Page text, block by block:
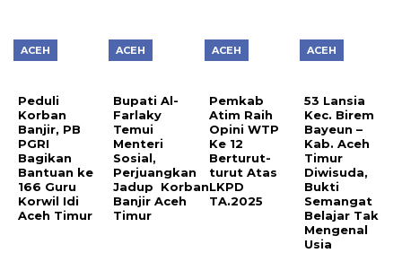
ACEH
Peduli
Korban
Banjir, PB
PGRI
Bagikan
Bantuan ke
166 Guru
Korwil Idi
Aceh Timur
ACEH
Bupati Al-
Farlaky
Temui
Menteri
Sosial,
Perjuangkan
Jadup Korban
Banjir Aceh
Timur
ACEH
Pemkab
Atim Raih
Opini WTP
Ke 12
Berturut-
turut Atas
LKPD
TA.2025
ACEH
53 Lansia
Kec. Birem
Bayeun –
Kab. Aceh
Timur
Diwisuda,
Bukti
Semangat
Belajar Tak
Mengenal
Usia